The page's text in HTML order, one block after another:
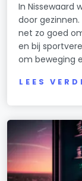
In Nissewaard
door
net zo goed
en bij
om beweging
LEES